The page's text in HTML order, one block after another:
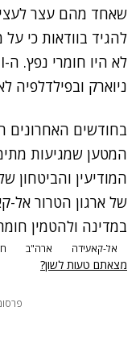
שאחד מהם עצר
להגיד בוודאות כי
ניוארק ובפילדלפיה
בחודשים האחרונים
המטען שמגיעות
המודיעין
של ארגון הטרור אל-
במדינה ולהטמין
אל-קאעידה ארה"ב
מצאתם טעות לשון?